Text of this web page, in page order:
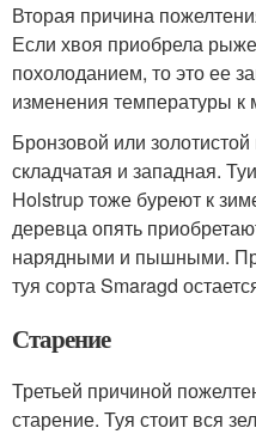
Вторая причина
Если хвоя приобрела
похолоданием, то это ее
изменения температуры
Бронзовой или
складчатая и западная.
Holstrup тоже буреют к
деревца опять
нарядными и пышными.
туя сорта Smaragd
Старение
Третьей причиной
старение. Туя стоит вся